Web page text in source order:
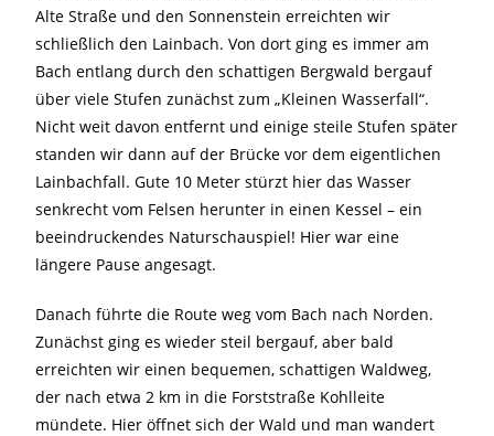
Alte Straße und den Sonnenstein erreichten wir
schließlich den Lainbach. Von dort ging es immer am
Bach entlang durch den schattigen Bergwald bergauf
über viele Stufen zunächst zum „Kleinen Wasserfall“.
Nicht weit davon entfernt und einige steile Stufen später
standen wir dann auf der Brücke vor dem eigentlichen
Lainbachfall. Gute 10 Meter stürzt hier das Wasser
senkrecht vom Felsen herunter in einen Kessel – ein
beeindruckendes Naturschauspiel! Hier war eine
längere Pause angesagt.
Danach führte die Route weg vom Bach nach Norden.
Zunächst ging es wieder steil bergauf, aber bald
erreichten wir einen bequemen, schattigen Waldweg,
der nach etwa 2 km in die Forststraße Kohlleite
mündete. Hier öffnet sich der Wald und man wandert